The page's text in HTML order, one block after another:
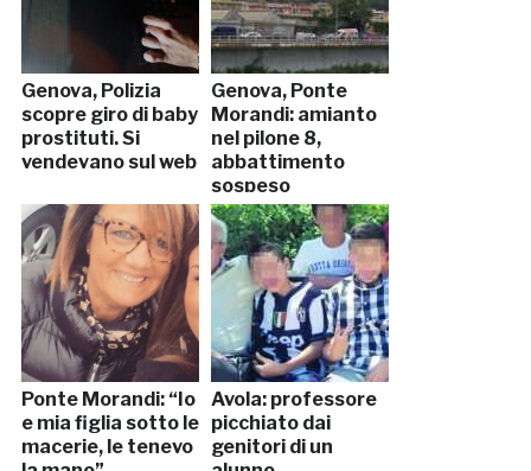
Genova, Polizia
scopre giro di baby
prostituti. Si
vendevano sul web
Genova, Ponte
Morandi: amianto
nel pilone 8,
abbattimento
sospeso
Ponte Morandi: “Io
e mia figlia sotto le
macerie, le tenevo
Avola: professore
picchiato dai
genitori di un